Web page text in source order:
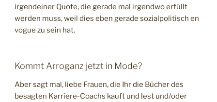
irgendeiner Quote, die gerade mal irgendwo erfüllt
werden muss, weil dies eben gerade sozialpolitisch en
vogue zu sein hat.
Kommt Arroganz jetzt in Mode?
Aber sagt mal, liebe Frauen, die Ihr die Bücher des
besagten Karriere-Coachs kauft und lest und/oder